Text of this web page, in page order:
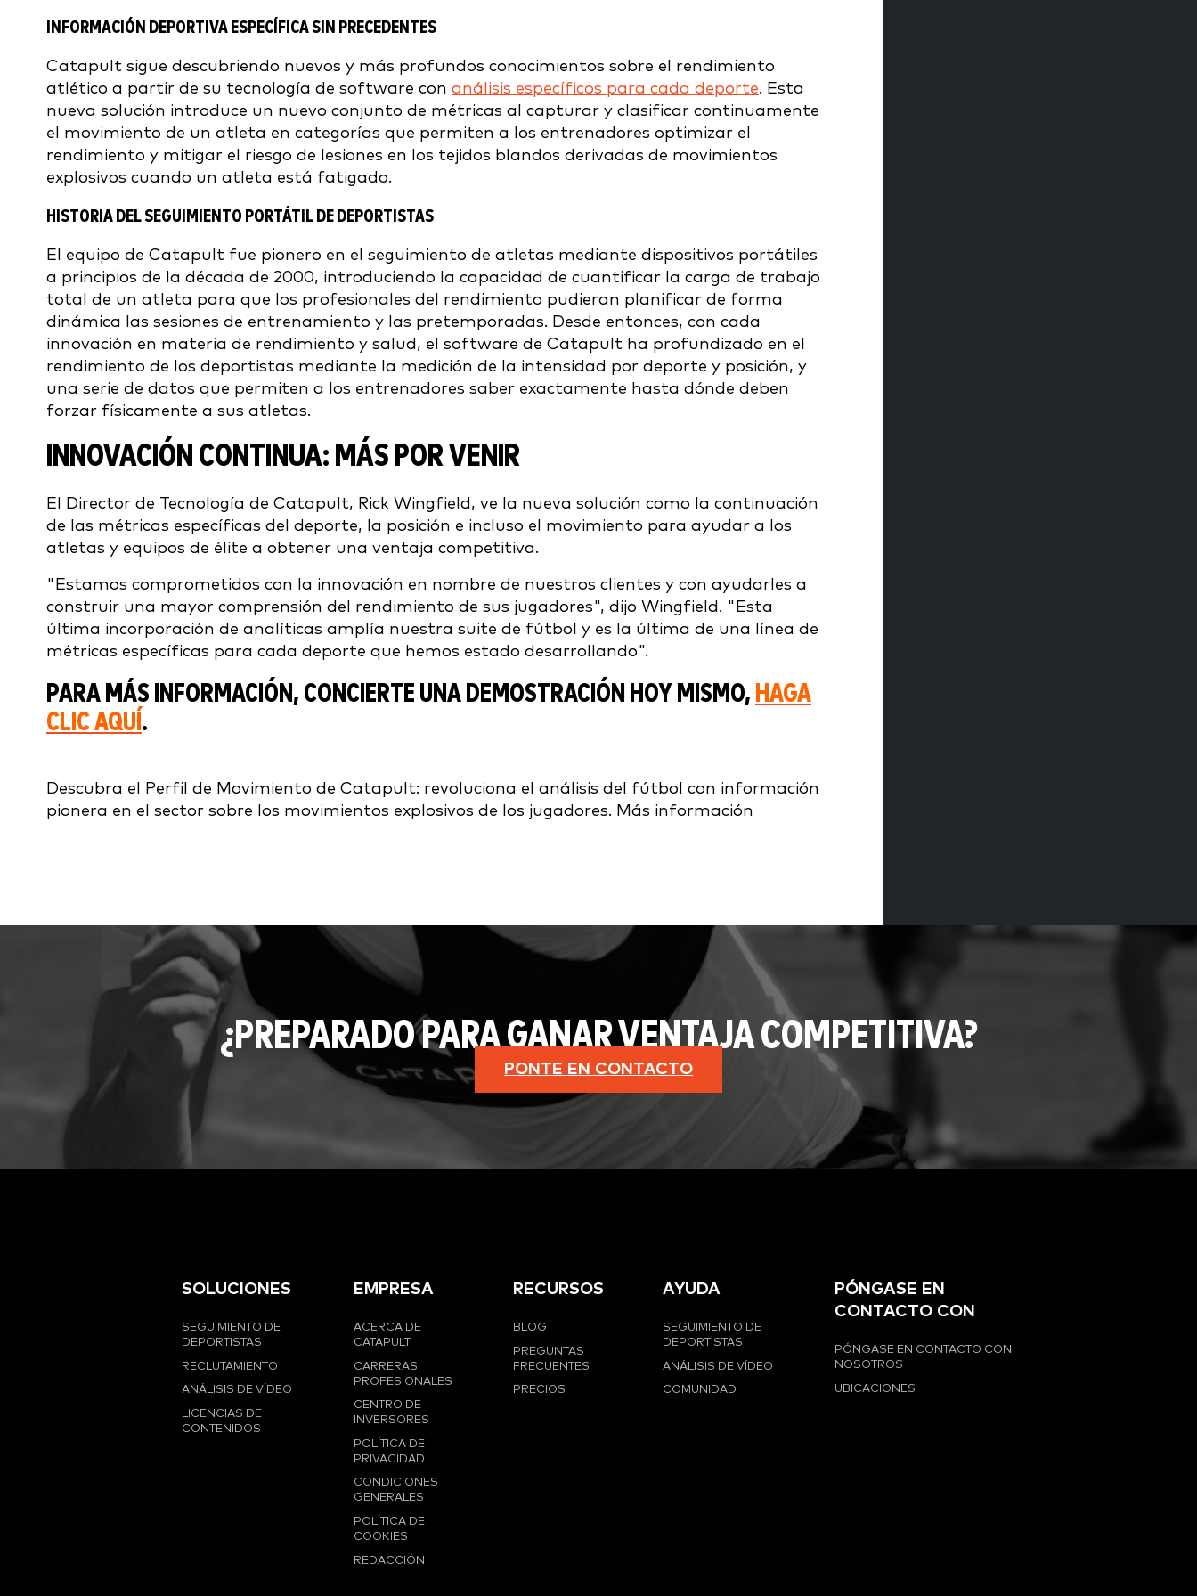
INFORMACIÓN DEPORTIVA ESPECÍFICA SIN PRECEDENTES
Catapult sigue descubriendo nuevos y más profundos conocimientos sobre el rendimiento
atlético a partir de su tecnología de software con análisis específicos para cada deporte. Esta
nueva solución introduce un nuevo conjunto de métricas al capturar y clasificar continuamente
el movimiento de un atleta en categorías que permiten a los entrenadores optimizar el
rendimiento y mitigar el riesgo de lesiones en los tejidos blandos derivadas de movimientos
explosivos cuando un atleta está fatigado.
HISTORIA DEL SEGUIMIENTO PORTÁTIL DE DEPORTISTAS
El equipo de Catapult fue pionero en el seguimiento de atletas mediante dispositivos portátiles
a principios de la década de 2000, introduciendo la capacidad de cuantificar la carga de trabajo
total de un atleta para que los profesionales del rendimiento pudieran planificar de forma
dinámica las sesiones de entrenamiento y las pretemporadas. Desde entonces, con cada
innovación en materia de rendimiento y salud, el software de Catapult ha profundizado en el
rendimiento de los deportistas mediante la medición de la intensidad por deporte y posición, y
una serie de datos que permiten a los entrenadores saber exactamente hasta dónde deben
forzar físicamente a sus atletas.
INNOVACIÓN CONTINUA: MÁS POR VENIR
El Director de Tecnología de Catapult, Rick Wingfield, ve la nueva solución como la continuación
de las métricas específicas del deporte, la posición e incluso el movimiento para ayudar a los
atletas y equipos de élite a obtener una ventaja competitiva.
"Estamos comprometidos con la innovación en nombre de nuestros clientes y con ayudarles a
construir una mayor comprensión del rendimiento de sus jugadores", dijo Wingfield. "Esta
última incorporación de analíticas amplía nuestra suite de fútbol y es la última de una línea de
métricas específicas para cada deporte que hemos estado desarrollando".
PARA MÁS INFORMACIÓN, CONCIERTE UNA DEMOSTRACIÓN HOY MISMO, HAGA
CLIC AQUÍ .
Descubra el Perfil de Movimiento de Catapult: revoluciona el análisis del fútbol con información
pionera en el sector sobre los movimientos explosivos de los jugadores. Más información
¿PREPARADO PARA GANAR VENTAJA COMPETITIVA?
PONTE EN CONTACTO
SOLUCIONES
SEGUIMIENTO DE
DEPORTISTAS
RECLUTAMIENTO
ANÁLISIS DE VÍDEO
LICENCIAS DE
CONTENIDOS
EMPRESA
ACERCA DE
CATAPULT
CARRERAS
PROFESIONALES
CENTRO DE
INVERSORES
POLÍTICA DE
PRIVACIDAD
CONDICIONES
GENERALES
POLÍTICA DE
COOKIES
REDACCIÓN
RECURSOS
BLOG
PREGUNTAS
FRECUENTES
PRECIOS
AYUDA
SEGUIMIENTO DE
DEPORTISTAS
ANÁLISIS DE VÍDEO
COMUNIDAD
PÓNGASE EN
CONTACTO CON
PÓNGASE EN CONTACTO CON
NOSOTROS
UBICACIONES